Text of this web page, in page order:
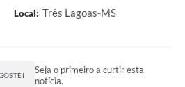
Local: Três Lagoas-MS
Seja o primeiro a curtir esta
notícia.